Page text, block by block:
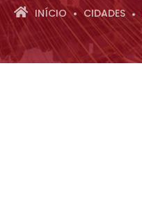
INÍCIO CIDADES